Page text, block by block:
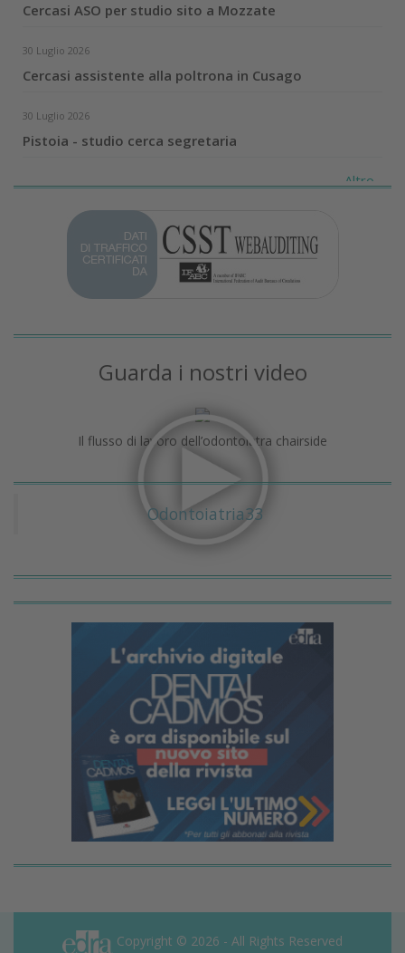
Cercasi ASO per studio sito a Mozzate
30 Luglio 2026
Cercasi assistente alla poltrona in Cusago
30 Luglio 2026
Pistoia - studio cerca segretaria
Altro...
Guarda i nostri video
Il flusso di lavoro dell’odontoiatra chairside
Odontoiatria33
Copyright © 2026 - All Rights Reserved